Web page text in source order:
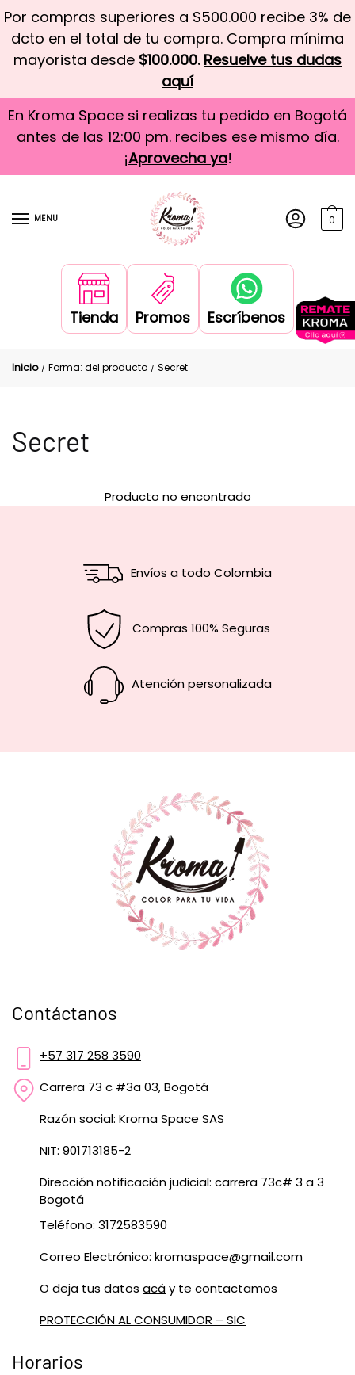
Por compras superiores a $500.000 recibe 3% de
dcto en el total de tu compra. Compra mínima
mayorista desde $100.000. Resuelve tus dudas
aquí
En Kroma Space si realizas tu pedido en Bogotá
antes de las 12:00 pm. recibes ese mismo día.
¡Aprovecha ya!
MENU 0
Tienda Promos Escríbenos
Inicio / Forma: del producto / Secret
Secret
Producto no encontrado
Envíos a todo Colombia
Compras 100% Seguras
Atención personalizada
Contáctanos
+57 317 258 3590
Carrera 73 c #3a 03, Bogotá
Razón social: Kroma Space SAS
NIT: 901713185-2
Dirección notificación judicial: carrera 73c# 3 a 3
Bogotá
Teléfono: 3172583590
Correo Electrónico: kromaspace@gmail.com
O deja tus datos acáy te contactamos
PROTECCIÓN AL CONSUMIDOR – SIC
Horarios